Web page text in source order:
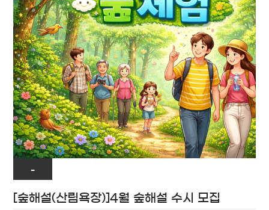
-
[숲해설(산림욕장)]4월 숲해설 수시 모집